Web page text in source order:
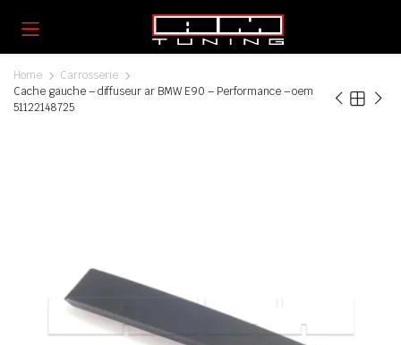
Home
Carrosserie
Cache gauche – diffuseur ar BMW E90 – Performance – oem
51122148725